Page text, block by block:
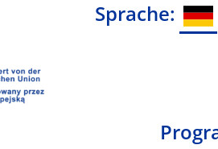
Sprache: